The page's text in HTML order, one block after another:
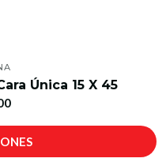
Única 15 X 45